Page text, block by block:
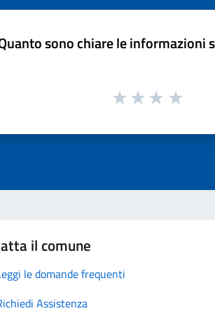
sono chiare le informazioni
il comune
le domande frequenti
Assistenza